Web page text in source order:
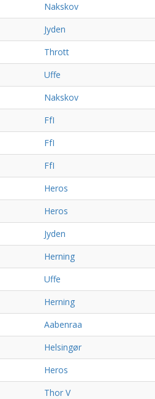
Nakskov
Jyden
Thrott
Uffe
Nakskov
FfI
FfI
FfI
Heros
Heros
Jyden
Herning
Uffe
Herning
Aabenraa
Helsingør
Heros
Thor V